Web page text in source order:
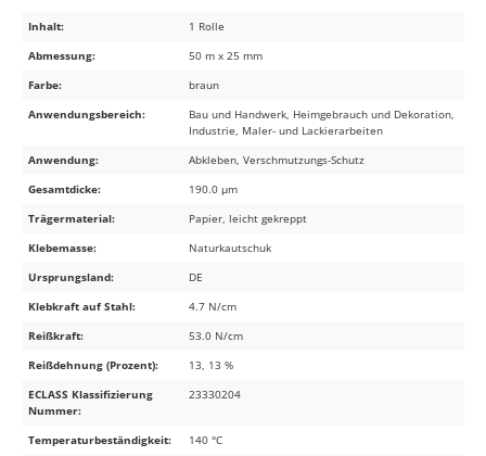
Inhalt:
1 Rolle
Abmessung:
50 m x 25 mm
Farbe:
braun
Anwendungsbereich:
Bau und Handwerk, Heimgebrauch und Dekoration,
Industrie, Maler- und Lackierarbeiten
Anwendung:
Abkleben, Verschmutzungs-Schutz
Gesamtdicke:
190.0 µm
Trägermaterial:
Papier, leicht gekreppt
Klebemasse:
Naturkautschuk
Ursprungsland:
DE
Klebkraft auf Stahl:
4.7 N/cm
Reißkraft:
53.0 N/cm
Reißdehnung (Prozent):
13, 13 %
ECLASS Klassifizierung
Nummer:
23330204
Temperaturbeständigkeit:
140 °C